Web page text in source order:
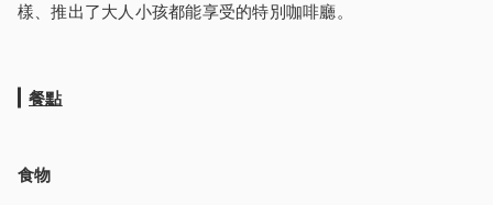
樣、推出了大人小孩都能享受的特別咖啡廳。
餐點
食物